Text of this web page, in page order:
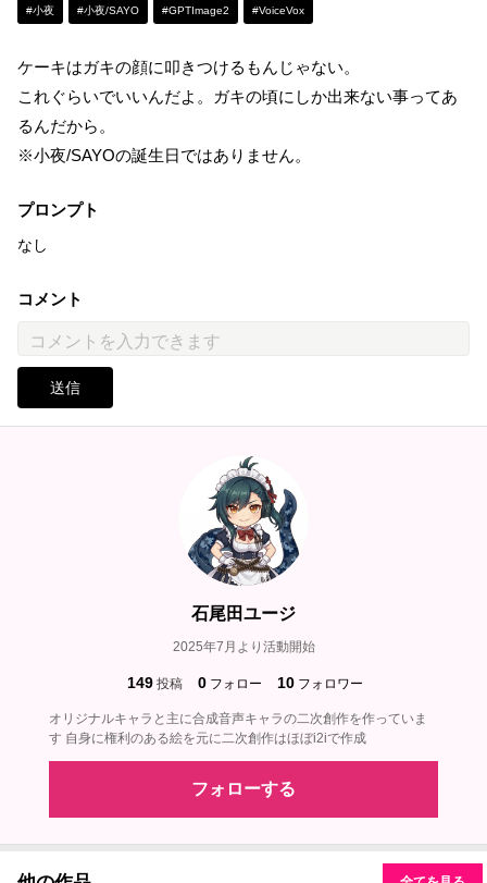
#小夜 #小夜/SAYO #GPTImage2 #VoiceVox
ケーキはガキの顔に叩きつけるもんじゃない。
これぐらいでいいんだよ。ガキの頃にしか出来ない事ってあ
るんだから。
※小夜/SAYOの誕生日ではありません。
プロンプト
なし
コメント
送信
石尾田ユージ
2025年7月より活動開始
149 投稿 0 フォロー 10 フォロワー
オリジナルキャラと主に合成音声キャラの二次創作を作っていま
す 自身に権利のある絵を元に二次創作はほぼi2iで作成
フォローする